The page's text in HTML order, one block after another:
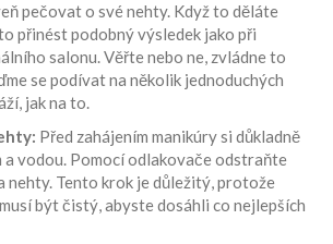
pečovat o své nehty. Když to děláte
přinést podobný výsledek jako při
salonu. Věřte nebo ne, zvládne to
se podívat na několik jednoduchých
jak na to.
Před zahájením manikúry si důkladně
a vodou. Pomocí odlakovače odstraňte
nehty. Tento krok je důležitý, protože
být čistý, abyste dosáhli co nejlepších